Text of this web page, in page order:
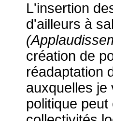
L'insertion
d'ailleurs à
création de
réadaptation
auxquelles je
politique